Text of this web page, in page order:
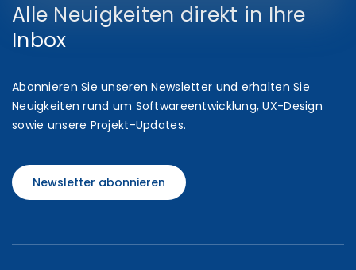
Alle Neuigkeiten direkt in Ihre
Inbox
Abonnieren Sie unseren Newsletter und erhalten Sie
Neuigkeiten rund um Softwareentwicklung, UX-Design
sowie unsere Projekt-Updates.
Newsletter abonnieren